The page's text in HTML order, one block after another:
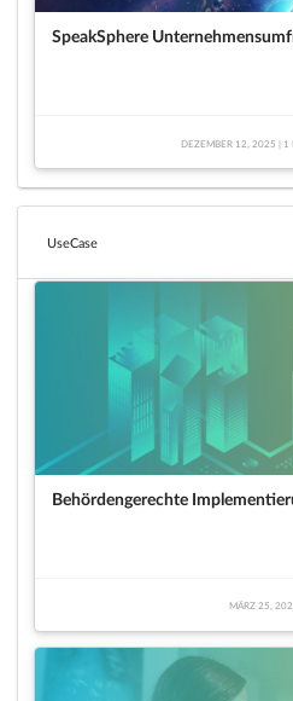
SpeakSphere
DEZEMBER 12, 2025 | 1
UseCase
Behördengerechte
MÄRZ 25,